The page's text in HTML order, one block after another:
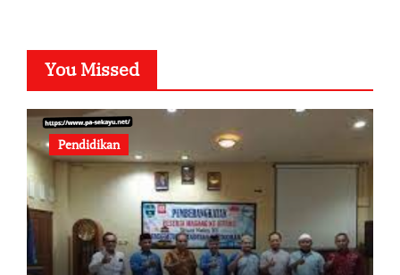
You Missed
Pendidikan